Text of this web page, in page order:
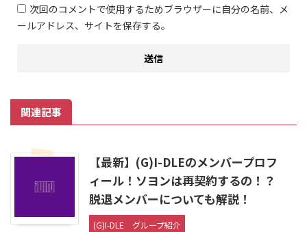
次回のコメントで使用するためブラウザーに自分の名前、メ
ールアドレス、サイトを保存する。
関連記事
【最新】(G)I-DLEのメンバープロフ
ィール！ソヨンは再契約するの！？
脱退メンバーについても解説！
(G)I-DLE グループ紹介